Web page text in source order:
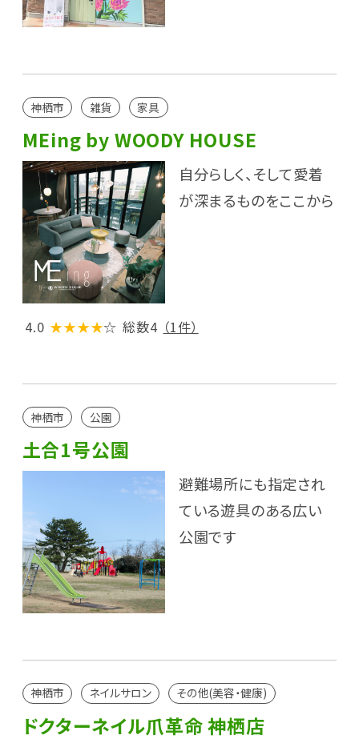
神栖市 雑貨 家具
MEing by WOODY HOUSE
自分らしく、そして愛着
が深まるものをここから
4.0 ★★★★☆ 総数4 （1件）
神栖市 公園
土合1号公園
避難場所にも指定され
ている遊具のある広い
公園です
神栖市 ネイルサロン その他(美容・健康)
ドクターネイル爪革命 神栖店